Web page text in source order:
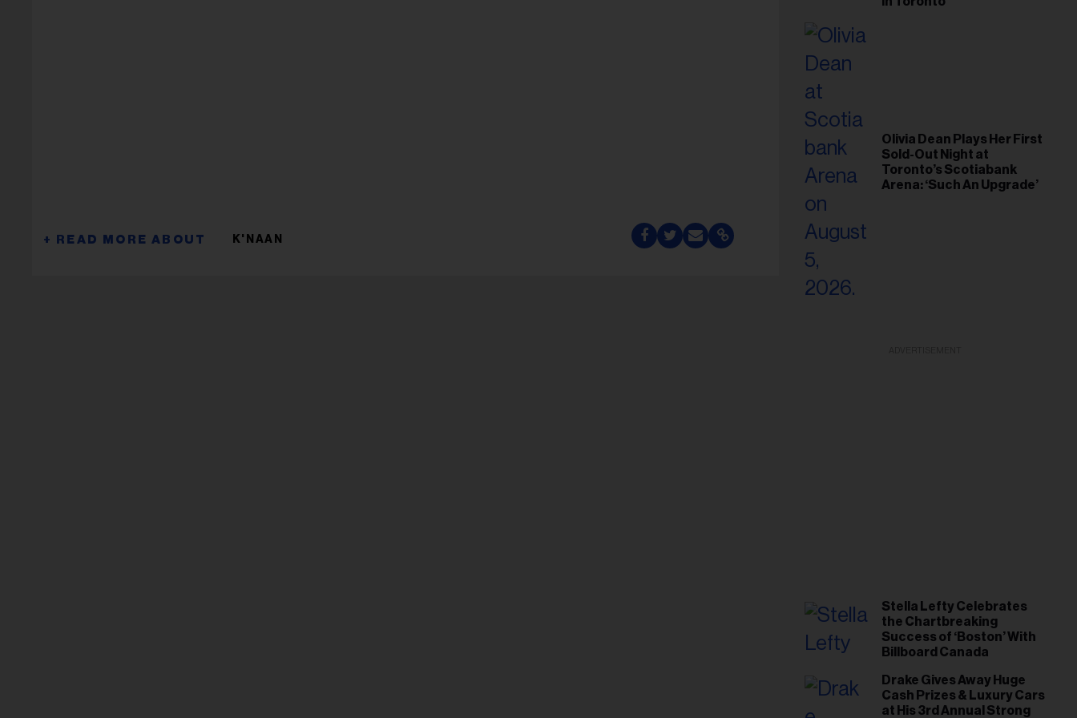
K'NAAN
Olivia Dean Plays Her First
Sold-Out Night at
Toronto’s Scotiabank
Arena: ‘Such An Upgrade’
Stella Lefty Celebrates
the Chartbreaking
Success of ‘Boston’ With
Billboard Canada
Drake Gives Away Huge
Cash Prizes & Luxury Cars
at His 3rd Annual Strong